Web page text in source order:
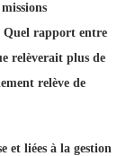
Quel rapport entre
relèverait plus de
relève de
et liées à la gestion